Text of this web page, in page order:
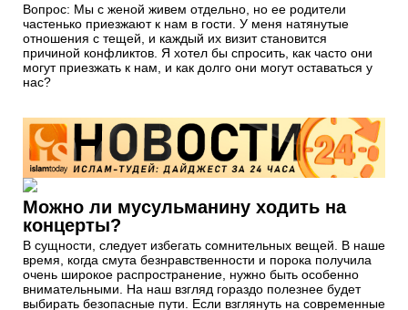
Вопрос: Мы с женой живем отдельно, но ее родители
частенько приезжают к нам в гости. У меня натянутые
отношения с тещей, и каждый их визит становится
причиной конфликтов. Я хотел бы спросить, как часто они
могут приезжать к нам, и как долго они могут оставаться у
нас?
Можно ли мусульманину ходить на
концерты?
В сущности, следует избегать сомнительных вещей. В наше
время, когда смута безнравственности и порока получила
очень широкое распространение, нужно быть особенно
внимательными. На наш взгляд гораздо полезнее будет
выбирать безопасные пути. Если взглянуть на современные